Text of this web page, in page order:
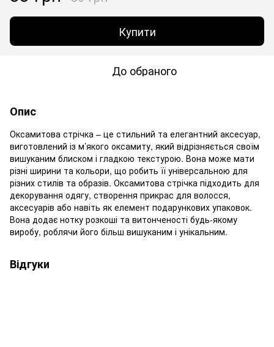
Купити
До обраного
Опис
Оксамитова стрічка – це стильний та елегантний аксесуар,
виготовлений із м’якого оксамиту, який відрізняється своїм
вишуканим блиском і гладкою текстурою. Вона може мати
різні ширини та кольори, що робить її універсальною для
різних стилів та образів. Оксамитова стрічка підходить для
декорування одягу, створення прикрас для волосся,
аксесуарів або навіть як елемент подарункових упаковок.
Вона додає нотку розкоші та витонченості будь-якому
виробу, роблячи його більш вишуканим і унікальним.
Відгуки